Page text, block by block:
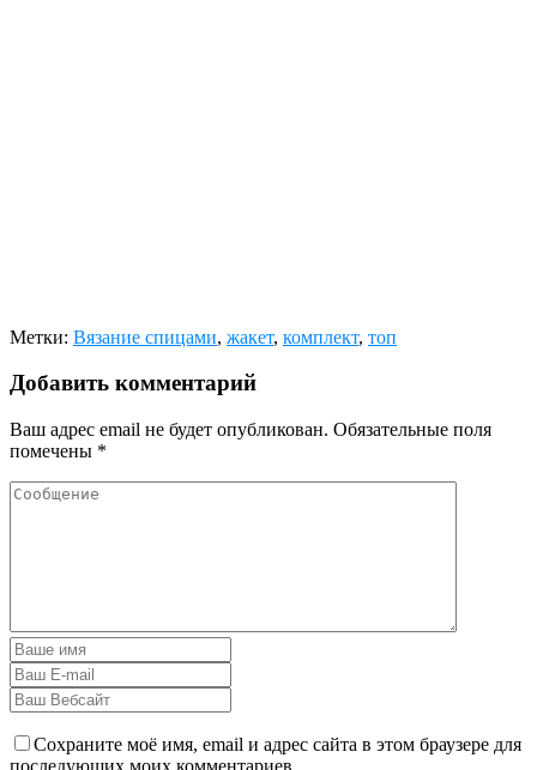
Метки: Вязание спицами, жакет, комплект, топ
Добавить комментарий
Ваш адрес email не будет опубликован. Обязательные поля
помечены *
Сохраните моё имя, email и адрес сайта в этом браузере для